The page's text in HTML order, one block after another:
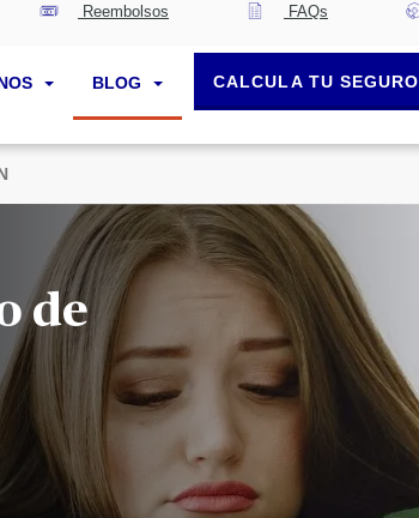
Reembolsos FAQs
BLOG CALCULA TU SEGURO
de